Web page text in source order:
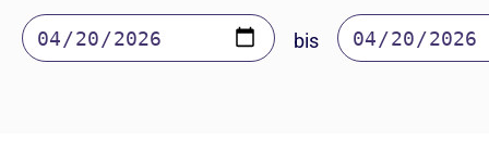
bis